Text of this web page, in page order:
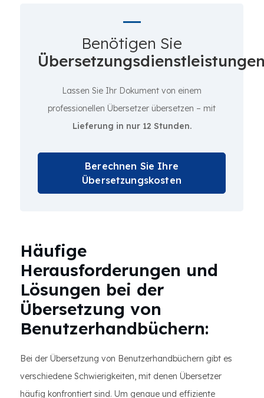
Benötigen Sie
Lassen Sie Ihr Dokument von einem
professionellen Übersetzer übersetzen – mit
Lieferung in nur 12 Stunden.
Berechnen Sie Ihre
Übersetzungskosten
Häufige
Herausforderungen und
Lösungen bei der
Übersetzung von
Benutzerhandbüchern:
Bei der Übersetzung von Benutzerhandbüchern gibt es
verschiedene Schwierigkeiten, mit denen Übersetzer
häufig konfrontiert sind. Um genaue und effiziente